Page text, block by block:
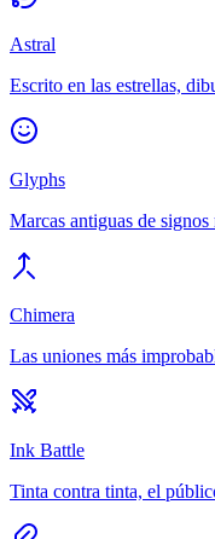
Astral
Escrito en las estrellas,
Glyphs
Marcas antiguas de signos
Chimera
Las uniones más
Ink Battle
Tinta contra tinta, el